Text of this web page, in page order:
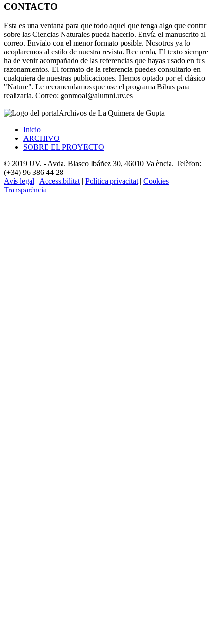
CONTACTO
Esta es una ventana para que todo aquel que tenga algo que contar
sobre las Ciencias Naturales pueda hacerlo. Envía el manuscrito al
correo. Envíalo con el menor formato posible. Nosotros ya lo
acoplaremos al estilo de nuestra revista. Recuerda, El texto siempre
ha de venir acompañado de las referencias que hayas usado en tus
razonamientos. El formato de la referencia puedes consultarlo en
cualquiera de nuestras publicaciones. Hemos optado por el clásico
"Nature". Le recomendamos que use el programa Bibus para
realizarla. Correo: gonmoal@alumni.uv.es
Archivos de La Quimera de Gupta
Inicio
ARCHIVO
SOBRE EL PROYECTO
© 2019 UV. - Avda. Blasco Ibáñez 30, 46010 València. Telèfon:
(+34) 96 386 44 28
Avís legal | Accessibilitat | Política privacitat | Cookies |
Transparència